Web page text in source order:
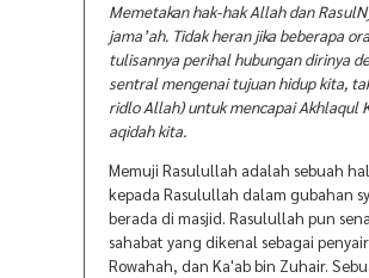
Memetakan hak-hak Allah dan
jama’ah. Tidak heran jika beberapa
tulisannya perihal hubungan dirinya
sentral mengenai tujuan hidup kita,
ridlo Allah) untuk mencapai Akhlaqul
aqidah kita.
Memuji Rasulullah adalah sebuah
kepada Rasulullah dalam gubahan
berada di masjid. Rasulullah pun
sahabat yang dikenal sebagai
Rowahah, dan Ka'ab bin Zuhair.